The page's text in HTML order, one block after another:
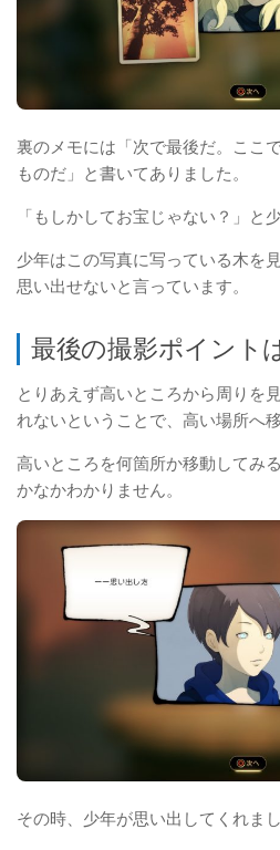
裏のメモには「次で最後だ。ここ
ものだ」と書いてありました。
「もしかしてお宝じゃない？」と
少年はこの写真に写っている木を
思い出せないと言っています。
最後の撮影ポイント
とりあえず高いところから周りを
れないということで、高い場所へ移
高いところを何箇所か移動してみ
かなかわかりません。
その時、少年が思い出してくれま